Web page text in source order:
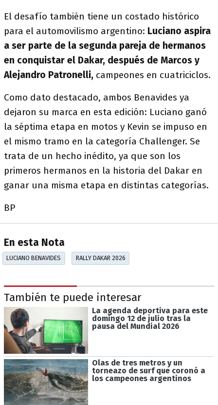
El desafío también tiene un costado histórico
para el automovilismo argentino: Luciano aspira
a ser parte de la segunda pareja de hermanos
en conquistar el Dakar, después de Marcos y
Alejandro Patronelli, campeones en cuatriciclos.
Como dato destacado, ambos Benavides ya
dejaron su marca en esta edición: Luciano ganó
la séptima etapa en motos y Kevin se impuso en
el mismo tramo en la categoría Challenger. Se
trata de un hecho inédito, ya que son los
primeros hermanos en la historia del Dakar en
ganar una misma etapa en distintas categorías.
BP
En esta Nota
LUCIANO BENAVIDES RALLY DAKAR 2026
También te puede interesar
La agenda deportiva para este
domingo 12 de julio tras la
pausa del Mundial 2026
Olas de tres metros y un
torneazo de surf que coronó a
los campeones argentinos